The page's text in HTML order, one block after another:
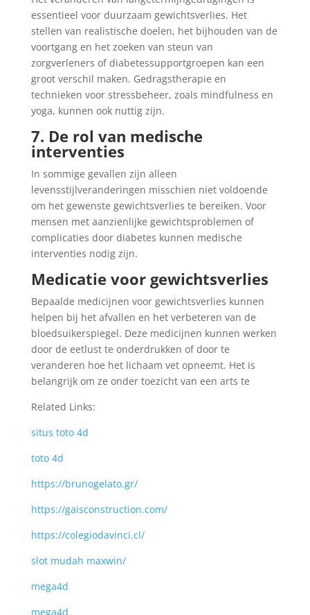
essentieel voor duurzaam gewichtsverlies. Het
stellen van realistische doelen, het bijhouden van de
voortgang en het zoeken van steun van
zorgverleners of diabetessupportgroepen kan een
groot verschil maken. Gedragstherapie en
technieken voor stressbeheer, zoals mindfulness en
yoga, kunnen ook nuttig zijn.
7. De rol van medische
interventies
In sommige gevallen zijn alleen
levensstijlveranderingen misschien niet voldoende
om het gewenste gewichtsverlies te bereiken. Voor
mensen met aanzienlijke gewichtsproblemen of
complicaties door diabetes kunnen medische
interventies nodig zijn.
Medicatie voor gewichtsverlies
Bepaalde medicijnen voor gewichtsverlies kunnen
helpen bij het afvallen en het verbeteren van de
bloedsuikerspiegel. Deze medicijnen kunnen werken
door de eetlust te onderdrukken of door te
veranderen hoe het lichaam vet opneemt. Het is
belangrijk om ze onder toezicht van een arts te
Related Links:
situs toto 4d
toto 4d
https://brunogelato.gr/
https://gaisconstruction.com/
https://colegiodavinci.cl/
slot mudah maxwin/
mega4d
mega4d